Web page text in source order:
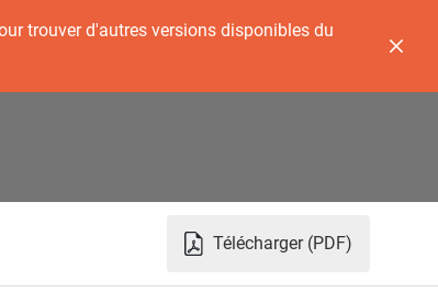
trouver d'autres versions disponibles du
Télécharger (PDF)